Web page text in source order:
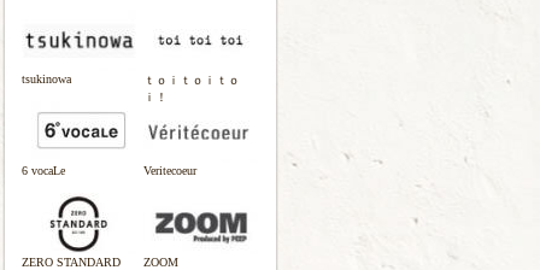
tsukinowa
ｔｏｉｔｏｉｔｏ
ｉ！
6 vocaLe Veritecoeur
ZERO STANDARD ZOOM